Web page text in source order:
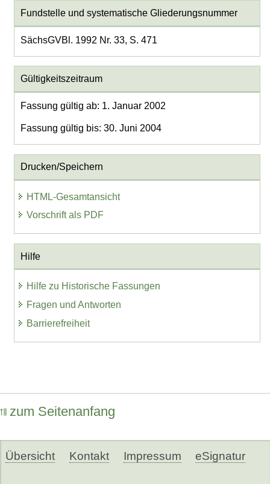
Fundstelle und systematische Gliederungsnummer
SächsGVBl. 1992 Nr. 33, S. 471
Gültigkeitszeitraum
Fassung gültig ab: 1. Januar 2002
Fassung gültig bis: 30. Juni 2004
Drucken/Speichern
HTML-Gesamtansicht
Vorschrift als PDF
Hilfe
Hilfe zu Historische Fassungen
Fragen und Antworten
Barrierefreiheit
zum Seitenanfang
Übersicht Kontakt Impressum eSignatur